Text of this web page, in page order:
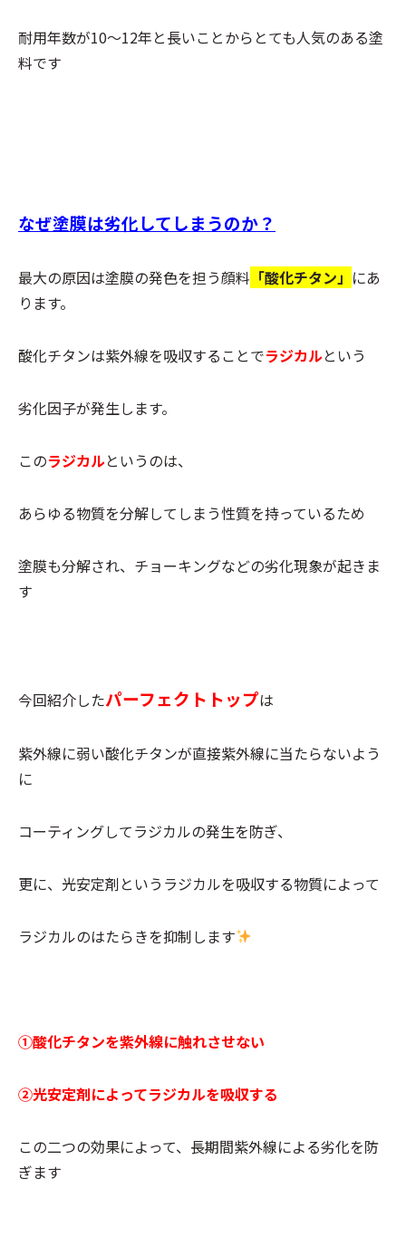
耐用年数が10～12年と長いことからとても人気のある塗
料です
なぜ塗膜は劣化してしまうのか？
最大の原因は塗膜の発色を担う顔料 「酸化チタン」 にあ
ります。
酸化チタンは紫外線を吸収することでラジカルという
劣化因子が発生します。
このラジカルというのは、
あらゆる物質を分解してしまう性質を持っているため
塗膜も分解され、チョーキングなどの劣化現象が起きま
す
今回紹介したパーフェクトトップは
紫外線に弱い酸化チタンが直接紫外線に当たらないよう
に
コーティングしてラジカルの発生を防ぎ、
更に、光安定剤というラジカルを吸収する物質によって
ラジカルのはたらきを抑制します
①酸化チタンを紫外線に触れさせない
②光安定剤によってラジカルを吸収する
この二つの効果によって、長期間紫外線による劣化を防
ぎます